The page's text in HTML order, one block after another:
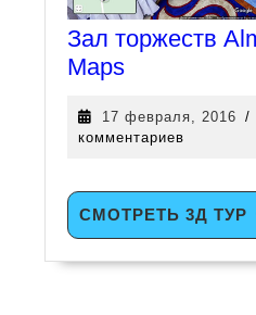
Зал торжеств
Maps
17 февраля, 2016 /
комментариев
СМОТРЕТЬ 3Д ТУР